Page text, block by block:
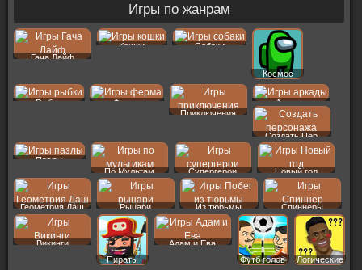
Игры по жанрам
Гача Лайф
Кошки Собаки
Космос
Рыбки
Ферма
Приключения
Аркады
Создать Пер
Пазлы
По Мультам
Супергерои Новый год
Геометрия Даш Рыцари Из тюрьмы Спиннеры
Викинги
Пираты
Адам и Ева
Футб голов
Логические